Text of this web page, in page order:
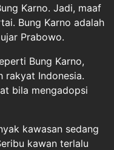
Karno. Jadi, maaf
Bung Karno adalah
Prabowo.
Bung Karno,
rakyat Indonesia.
bila mengadopsi
kawasan sedang
kawan terlalu